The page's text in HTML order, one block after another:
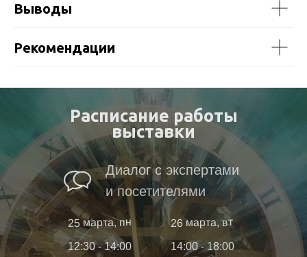
Выводы
Рекомендации
Расписание работы
выставки
25 марта, пн
Диалог с экспертами
и посетителями
12:30 - 14:00
26 марта, вт
14:00 - 18:00